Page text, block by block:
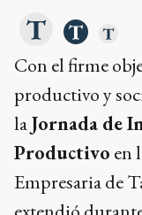
Con el firme
productivo y
laJornada de
Productivo en
Empresaria de